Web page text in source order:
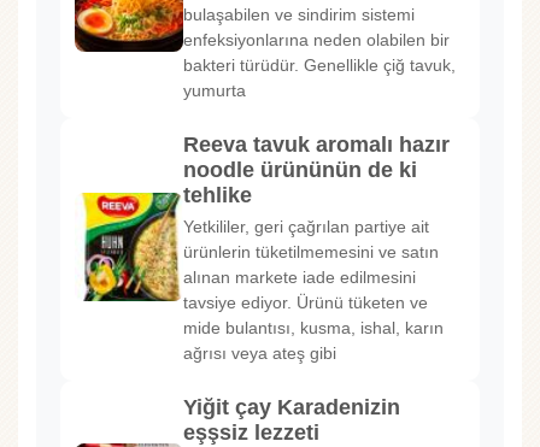
bulaşabilen ve sindirim sistemi
enfeksiyonlarına neden olabilen bir
bakteri türüdür. Genellikle çiğ tavuk,
yumurta
Reeva tavuk aromalı hazır
noodle ürününün de ki
tehlike
Yetkililer, geri çağrılan partiye ait
ürünlerin tüketilmemesini ve satın
alınan markete iade edilmesini
tavsiye ediyor. Ürünü tüketen ve
mide bulantısı, kusma, ishal, karın
ağrısı veya ateş gibi
Yiğit çay Karadenizin
eşşsiz lezzeti